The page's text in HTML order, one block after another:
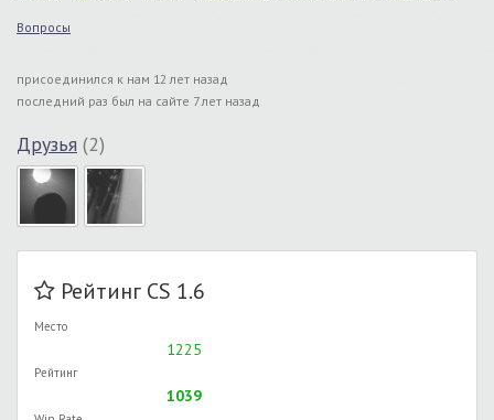
Вопросы
присоединился к нам 12 лет назад
последний раз был на сайте 7 лет назад
Друзья (2)
Рейтинг CS 1.6
Место
1225
Рейтинг
1039